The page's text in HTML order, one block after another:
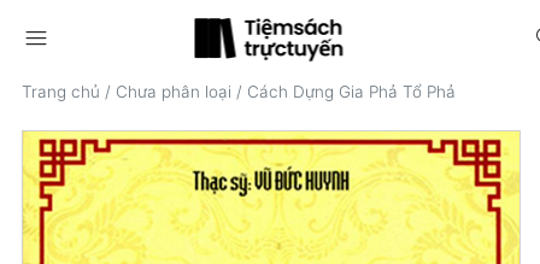
menu
Trang chủ / Chưa phân loại / Cách Dựng Gia Phả Tổ Phả